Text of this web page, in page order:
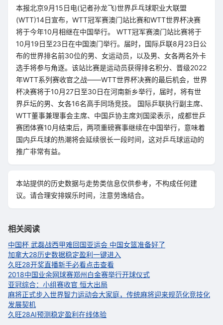
本报北京9月15日电(记者孙龙飞)世界乒乓球职业大联盟
(WTT)14日宣布，WTT冠军赛澳门站比赛和WTT世界杯决赛
将于今年10月相继在中国举行。 WTT冠军赛澳门站比赛将于
10月19日至23日在中国澳门举行。届时，国际乒联8月23日公
布的世界排名前30位的男、女运动员，以及男、女各两名外卡
选手将参与角逐。该站比赛是运动员获得排名积分、晋级2022
年WTT系列赛收官之战——WTT世界杯决赛的最后机会，世界
杯决赛将于10月27日至30日在河南新乡举行，届时，将有世
界乒坛的男、女各16名高手同场竞技。 国际乒联执行副主席、
WTT董事兼理事会主席、中国乒协主席刘国梁表示，成都世乒
赛团体赛10月结束后，两项重磅赛事继续在中国举行，意味着
国内乒乓球的热潮将会延续很长一段时间，这对乒乓球运动的
推广非常有益。
本站提供的历史数据与走势类信息仅供参考，不构成任何建
议。请合理安排娱乐时间，注意劳逸结合。
相关阅读
中国杯 武磊战西甲难回国亚运会 中国女篮准备好了
加拿大28历史数据稳定盈利一键进入
久旺28开奖直播新手必看点击查看
2018中国业余网球赛郑州白金赛举行开球仪式
亚冠综合：小组赛收官 恒大出局
麻将正式步入世界智力运动会大家庭，传统麻将迎来规范化竞技化
发展契机
久旺28AI预测稳定盈利在线体验